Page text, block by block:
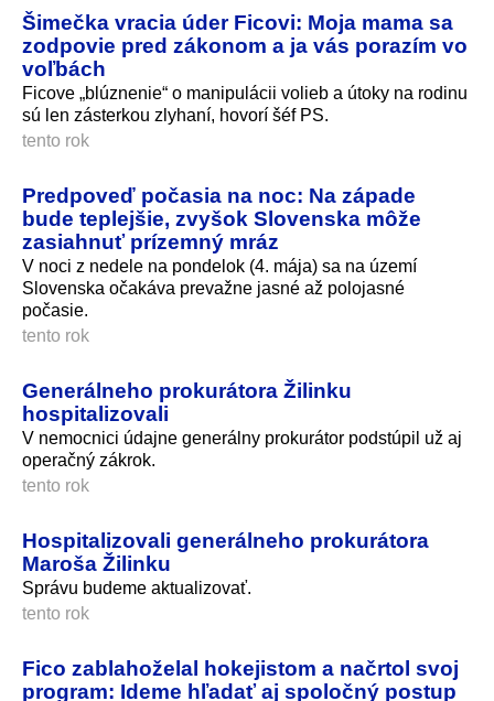
Šimečka vracia úder Ficovi: Moja mama sa
zodpovie pred zákonom a ja vás porazím vo
voľbách
Ficove „blúznenie“ o manipulácii volieb a útoky na rodinu
sú len zásterkou zlyhaní, hovorí šéf PS.
tento rok
Predpoveď počasia na noc: Na západe
bude teplejšie, zvyšok Slovenska môže
zasiahnuť prízemný mráz
V noci z nedele na pondelok (4. mája) sa na území
Slovenska očakáva prevažne jasné až polojasné
počasie.
tento rok
Generálneho prokurátora Žilinku
hospitalizovali
V nemocnici údajne generálny prokurátor podstúpil už aj
operačný zákrok.
tento rok
Hospitalizovali generálneho prokurátora
Maroša Žilinku
Správu budeme aktualizovať.
tento rok
Fico zablahoželal hokejistom a načrtol svoj
program: Ideme hľadať aj spoločný postup